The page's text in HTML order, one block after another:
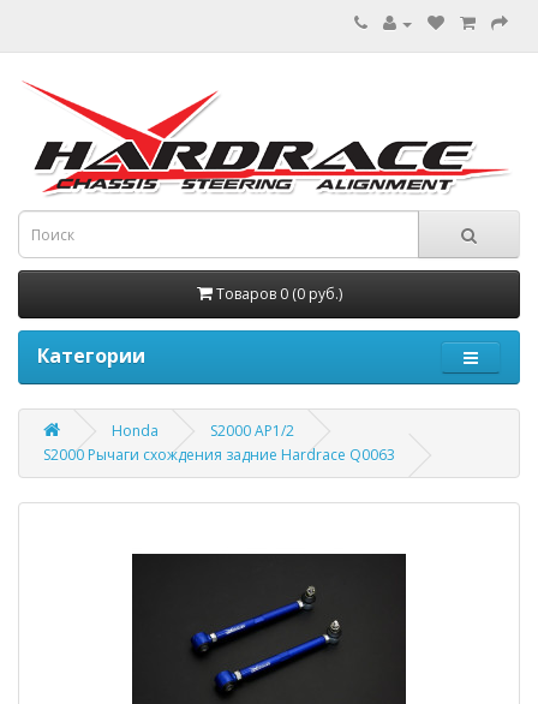
Товаров 0 (0 руб.)
Категории
Honda
S2000 AP1/2
S2000 Рычаги схождения задние Hardrace Q0063